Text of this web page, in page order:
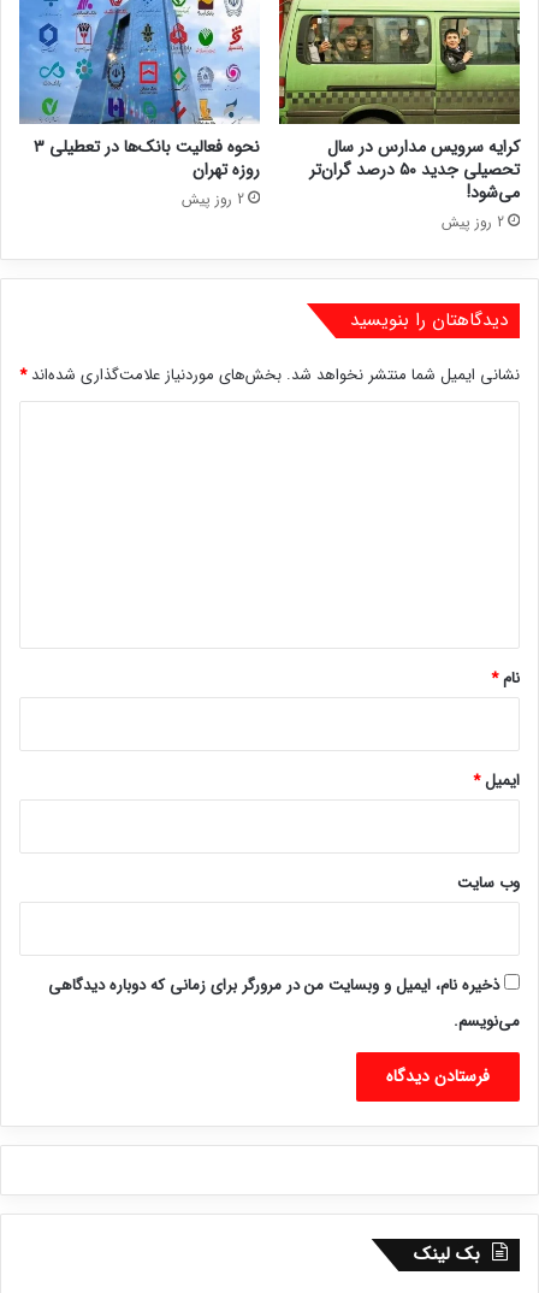
کرایه سرویس مدارس در سال
تحصیلی جدید ۵۰ درصد گران‌تر
می‌شود!
2 روز پیش
نحوه فعالیت بانک‌ها در تعطیلی ۳
روزه تهران
2 روز پیش
دیدگاهتان را بنویسید
نشانی ایمیل شما منتشر نخواهد شد. بخش‌های موردنیاز علامت‌گذاری شده‌اند*
نام*
ایمیل*
وب‌ سایت
ذخیره نام، ایمیل و وبسایت من در مرورگر برای زمانی که دوباره دیدگاهی
می‌نویسم.
بک لینک